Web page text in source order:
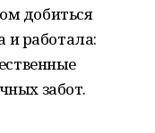
добиться
и работала:
забот.